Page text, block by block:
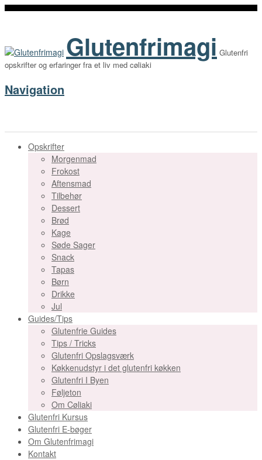
Glutenfrimagi Glutenfri
opskrifter og erfaringer fra et liv med cøliaki
Navigation
Opskrifter
Morgenmad
Frokost
Aftensmad
Tilbehør
Dessert
Brød
Kage
Søde Sager
Snack
Tapas
Børn
Drikke
Jul
Guides/Tips
Glutenfrie Guides
Tips / Tricks
Glutenfri Opslagsværk
Køkkenudstyr i det glutenfri køkken
Glutenfri I Byen
Føljeton
Om Cøliaki
Glutenfri Kursus
Glutenfri E-bøger
Om Glutenfrimagi
Kontakt